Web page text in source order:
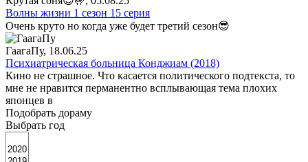
Волны жизни 1 сезон 15 серия
Очень круто но когда уже будет третий сезон😎
ГаагаПу, 18.06.25
Психиатрическая больница Конджиам (2018)
Кино не страшное. Что касается политического подтекста, то
мне не нравится перманентно всплывающая тема плохих
японцев в
Подобрать дораму
Выбрать год